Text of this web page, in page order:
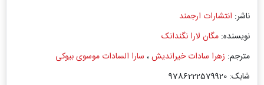
ناشر: انتشارات ارجمند
نویسنده: مگان لارا نگندانک
مترجم: زهرا سادات خیراندیش، سارا السادات موسوی بیوکی
شابک: 9786222579920